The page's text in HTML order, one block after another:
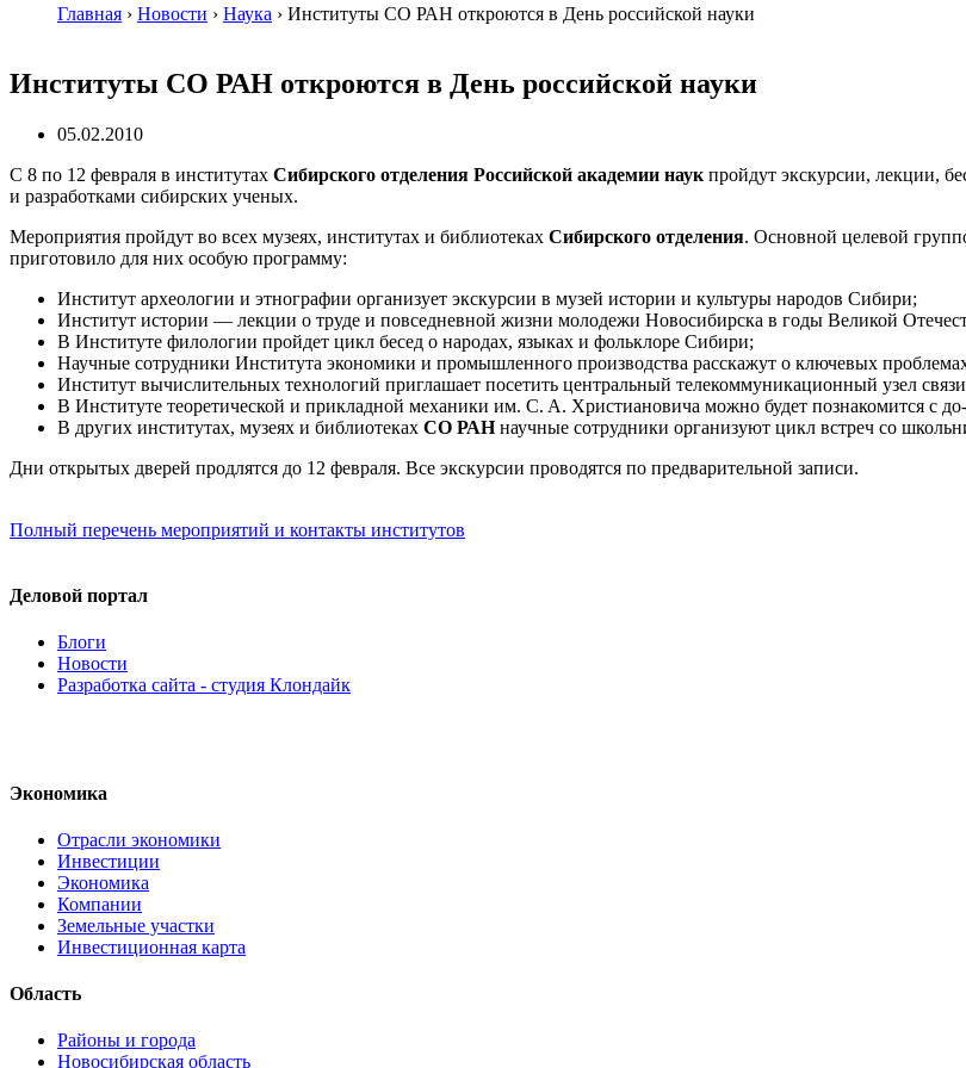
Главная › Новости › Наука › Институты СО РАН откроются в День российской науки
Институты СО РАН откроются в День российской науки
05.02.2010
С 8 по 12 февраля в институтах Сибирского отделения Российской академии наук пройдут экскурсии, лекции,
и разработками сибирских ученых.
Мероприятия пройдут во всех музеях, институтах и библиотеках Сибирского отделения. Основной целевой
приготовило для них особую программу:
Институт археологии и этнографии организует экскурсии в музей истории и культуры народов Сибири;
Институт истории — лекции о труде и повседневной жизни молодежи Новосибирска в годы Великой
В Институте филологии пройдет цикл бесед о народах, языках и фольклоре Сибири;
Научные сотрудники Института экономики и промышленного производства расскажут о ключевых
Институт вычислительных технологий приглашает посетить центральный телекоммуникационный узел
В Институте теоретической и прикладной механики им. С. А. Христиановича можно будет познакомится с
В других институтах, музеях и библиотеках СО РАНнаучные сотрудники организуют цикл встреч со
Дни открытых дверей продлятся до 12 февраля. Все экскурсии проводятся по предварительной записи.
Полный перечень мероприятий и контакты институтов
Деловой портал
Блоги
Новости
Разработка сайта - студия Клондайк
Экономика
Отрасли экономики
Инвестиции
Экономика
Компании
Земельные участки
Инвестиционная карта
Область
Районы и города
Новосибирская область